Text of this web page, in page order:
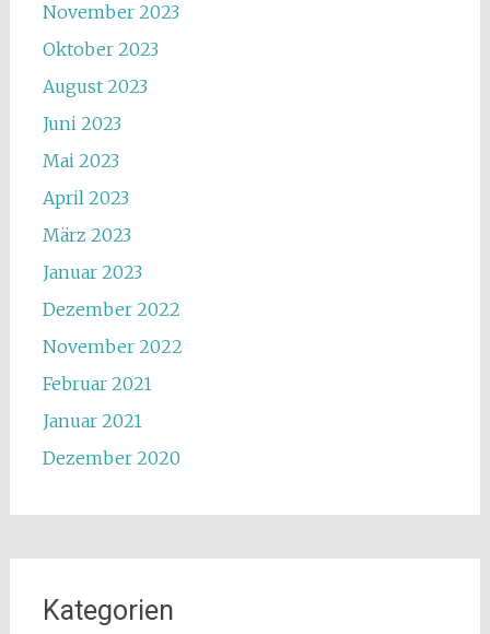
November 2023
Oktober 2023
August 2023
Juni 2023
Mai 2023
April 2023
März 2023
Januar 2023
Dezember 2022
November 2022
Februar 2021
Januar 2021
Dezember 2020
Kategorien